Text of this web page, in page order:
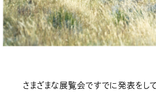
さまざまな展覧会ですでに発表をして